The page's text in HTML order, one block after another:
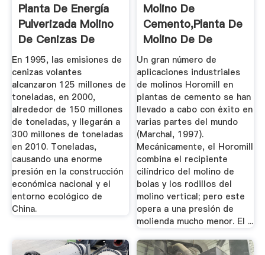
Planta De Energía
Pulverizada Molino
De Cenizas De
Carbón,
En 1995, las emisiones de
cenizas volantes
alcanzaron 125 millones de
toneladas, en 2000,
alrededor de 150 millones
de toneladas, y llegarán a
300 millones de toneladas
en 2010. Toneladas,
causando una enorme
presión en la construcción
económica nacional y el
entorno ecológico de
China.
Molino De
Cemento,Planta De
Molino De De
Cemento,Máquina
...
Un gran número de
aplicaciones industriales
de molinos Horomill en
plantas de cemento se han
llevado a cabo con éxito en
varias partes del mundo
(Marchal, 1997).
Mecánicamente, el Horomill
combina el recipiente
cilíndrico del molino de
bolas y los rodillos del
molino vertical; pero este
opera a una presión de
molienda mucho menor. El ...